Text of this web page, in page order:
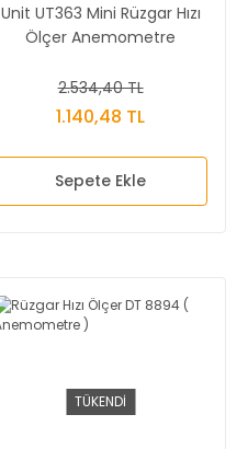
Unit UT363 Mini Rüzgar Hızı
Ölçer Anemometre
2.534,40 TL
1.140,48 TL
Sepete Ekle
TÜKENDİ